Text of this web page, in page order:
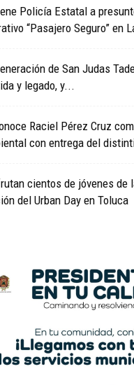
Policía Estatal a
“Pasajero Seguro” en
de San Judas
y legado, y...
Raciel Pérez Cruz
con entrega del
cientos de jóvenes de
del Urban Day en Toluca